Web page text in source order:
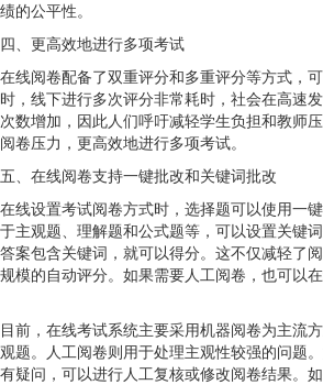
绩的公平性。
四、更高效地进行多项考试
在线阅卷配备了双重评分和多重评分等方式，
时，线下进行多次评分非常耗时，社会在高速
次数增加，因此人们呼吁减轻学生负担和教师
阅卷压力，更高效地进行多项考试。
五、在线阅卷支持一键批改和关键词批改
在线设置考试阅卷方式时，选择题可以使用一
于主观题、理解题和公式题等，可以设置关键
答案包含关键词，就可以得分。这不仅减轻了
规模的自动评分。如果需要人工阅卷，也可以在
目前，在线考试系统主要采用机器阅卷为主流
观题。人工阅卷则用于处理主观性较强的问题
有疑问，可以进行人工复核或修改阅卷结果。